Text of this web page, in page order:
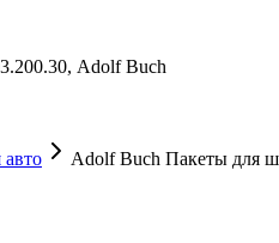
Adolf Buch
Adolf Buch Пакеты для